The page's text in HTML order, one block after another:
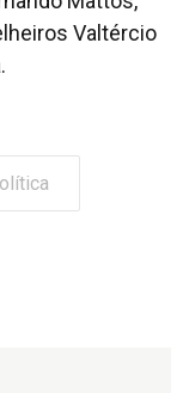
Valtércio